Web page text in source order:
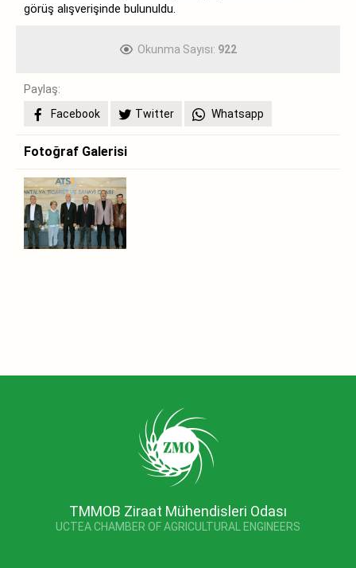
görüş alışverişinde bulunuldu.
Okunma Sayısı: 922
Paylaş:
Facebook
Twitter Whatsapp
Fotoğraf Galerisi
TMMOB Ziraat Mühendisleri Odası
UCTEA CHAMBER OF AGRICULTURAL ENGINEERS